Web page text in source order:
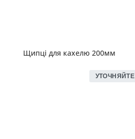
Щипці для кахелю 200мм
УТОЧНЯЙТЕ